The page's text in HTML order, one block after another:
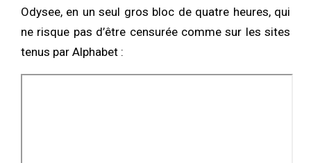
Odysee, en un seul gros bloc de quatre heures, qui
ne risque pas d’être censurée comme sur les sites
tenus par Alphabet :